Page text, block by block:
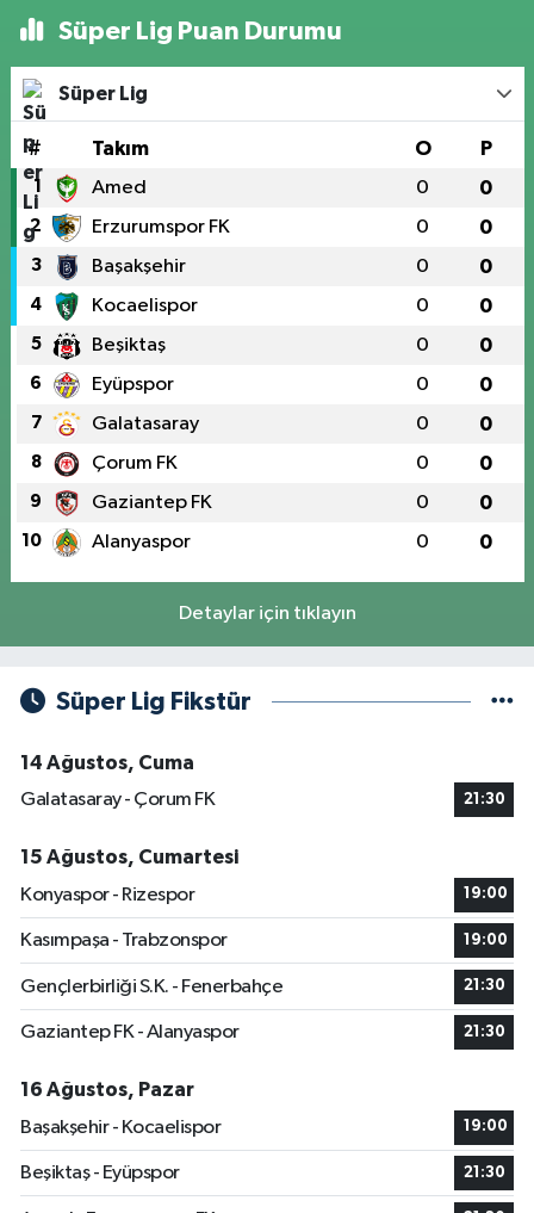
Süper Lig Puan Durumu
Süper Lig
# Takım O P
1 Amed 0 0
2 Erzurumspor FK 0 0
3 Başakşehir 0 0
4 Kocaelispor 0 0
5 Beşiktaş 0 0
6 Eyüpspor 0 0
7 Galatasaray 0 0
8 Çorum FK 0 0
9 Gaziantep FK 0 0
10 Alanyaspor 0 0
Detaylar için tıklayın
Süper Lig Fikstür
14 Ağustos, Cuma
Galatasaray - Çorum FK
21:30
15 Ağustos, Cumartesi
Konyaspor - Rizespor
19:00
Kasımpaşa - Trabzonspor 19:00
Gençlerbirliği S.K. - Fenerbahçe 21:30
Gaziantep FK - Alanyaspor 21:30
16 Ağustos, Pazar
Başakşehir - Kocaelispor
19:00
Beşiktaş - Eyüpspor 21:30